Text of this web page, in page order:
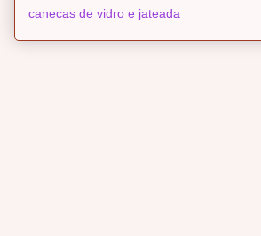
canecas de vidro e jateada